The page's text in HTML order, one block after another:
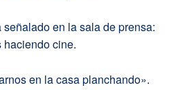
en la sala de prensa:
haciendo cine.
en la casa planchando».